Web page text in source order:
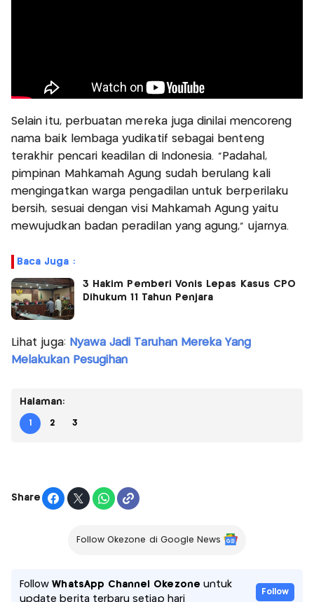
Selain itu, perbuatan mereka juga dinilai mencoreng
nama baik lembaga yudikatif sebagai benteng
terakhir pencari keadilan di Indonesia. "Padahal,
pimpinan Mahkamah Agung sudah berulang kali
mengingatkan warga pengadilan untuk berperilaku
bersih, sesuai dengan visi Mahkamah Agung yaitu
mewujudkan badan peradilan yang agung," ujarnya.
Baca Juga :
3 Hakim Pemberi Vonis Lepas Kasus CPO
Dihukum 11 Tahun Penjara
Lihat juga: Nyawa Jadi Taruhan Mereka Yang
Melakukan Pesugihan
Halaman:
1 2 3
Share
Follow Okezone di Google News
FollowWhatsApp Channel Okezone untuk
update berita terbaru setiap hari
Follow